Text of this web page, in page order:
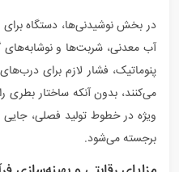
در بخش نوشیدنی‌ها، دستگاه
آب معدنی، شربت‌ها و نوشابه‌های
پنوماتیک، فشار لازم برای
می‌کنند، بدون آنکه ساختار بطری
ویژه در خطوط تولید فصلی،
برجسته می‌شود.